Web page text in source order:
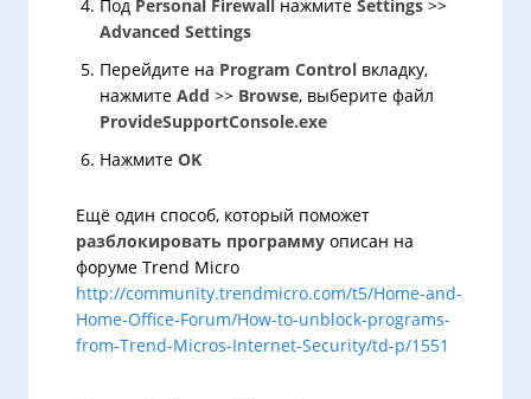
Под Personal Firewall нажмите Settings >>
Advanced Settings
Перейдите на Program Control вкладку,
нажмите Add >> Browse, выберите файл
ProvideSupportConsole.exe
Нажмите OK
Ещё один способ, который поможет
разблокировать программу описан на
форуме Trend Micro
http://community.trendmicro.com/t5/Home-and-
Home-Office-Forum/How-to-unblock-programs-
from-Trend-Micros-Internet-Security/td-p/1551